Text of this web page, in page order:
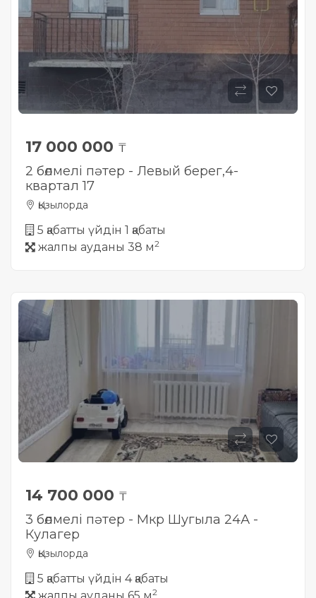
17 000 000 ₸
2 бөлмелі пәтер - Левый берег,4-
квартал 17
Қызылорда
5 қабатты үйдін 1 қабаты
жалпы ауданы 38 м2
14 700 000 ₸
3 бөлмелі пәтер - Мкр Шугыла 24А -
Кулагер
Қызылорда
5 қабатты үйдін 4 қабаты
2